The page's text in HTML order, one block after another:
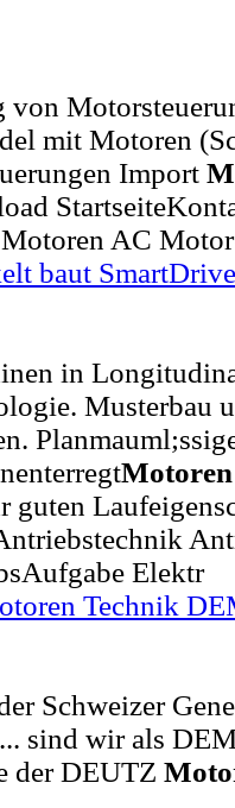
mit Motoren
Import
AC
baut
in
Musterbau
Motoren
guten
Elektr
Technik
Schweizer
sind wir als
der DEUTZ